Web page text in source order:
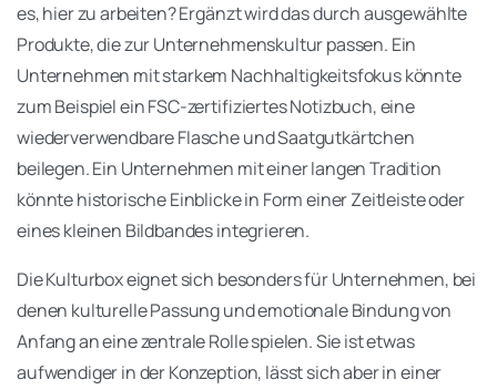
es, hier zu arbeiten? Ergänzt wird das durch ausgewählte
Produkte, die zur Unternehmenskultur passen. Ein
Unternehmen mit starkem Nachhaltigkeitsfokus könnte
zum Beispiel ein FSC-zertifiziertes Notizbuch, eine
wiederverwendbare Flasche und Saatgutkärtchen
beilegen. Ein Unternehmen mit einer langen Tradition
könnte historische Einblicke in Form einer Zeitleiste oder
eines kleinen Bildbandes integrieren.
Die Kulturbox eignet sich besonders für Unternehmen, bei
denen kulturelle Passung und emotionale Bindung von
Anfang an eine zentrale Rolle spielen. Sie ist etwas
aufwendiger in der Konzeption, lässt sich aber in einer